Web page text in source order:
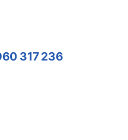
317 236